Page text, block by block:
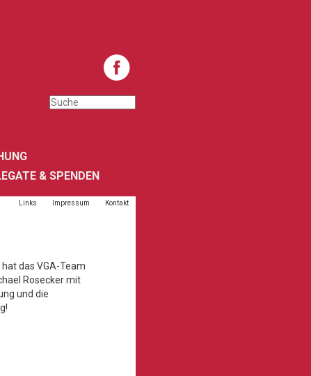
& SPENDEN
Links Impressum Kontakt
das VGA-Team
Rosecker mit
und die